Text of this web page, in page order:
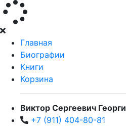
Главная
Биографии
Книги
Корзина
Виктор Сергеевич Георги
+7 (911) 404-80-81